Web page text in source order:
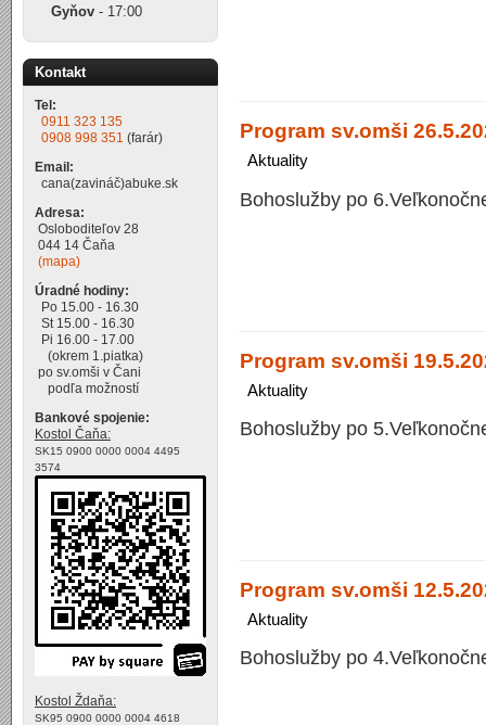
Program sv.omši
Aktuality
Bohoslužby po
Program sv.omši
Aktuality
Bohoslužby po
Program sv.omši
Aktuality
Bohoslužby po
Gyňov - 17:00
Kontakt
Tel:
0911 323 135
0908 998 351 (farár)
Email:
cana(zavináč)abuke.sk
Adresa:
Osloboditeľov 28
044 14 Čaňa
(mapa)
Úradné hodiny:
Po 15.00 - 16.30
St 15.00 - 16.30
Pi 16.00 - 17.00
(okrem 1.piatka)
po sv.omši v Čani
podľa možností
Bankové spojenie:
Kostol Čaňa:
SK15 0900 0000 0004 4495
3574
Kostol Ždaňa:
SK95 0900 0000 0004 4618